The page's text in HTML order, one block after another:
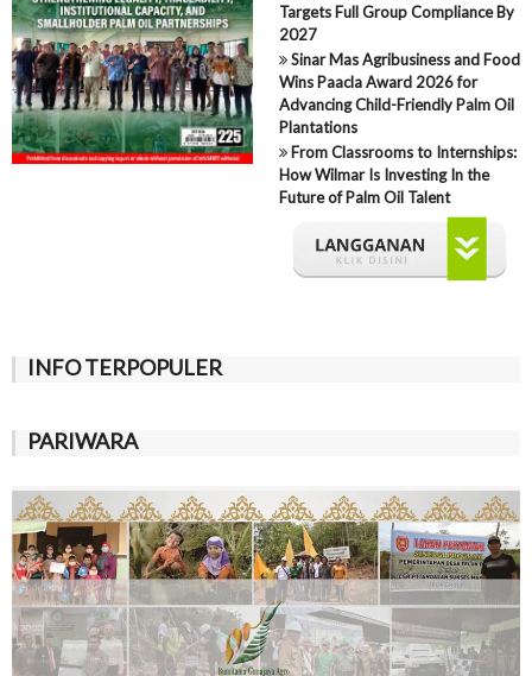
Targets Full Group Compliance By
2027
Sinar Mas Agribusiness and Food
Wins Paacla Award 2026 for
Advancing Child-Friendly Palm Oil
Plantations
From Classrooms to Internships:
How Wilmar Is Investing In the
Future of Palm Oil Talent
INFO TERPOPULER
PARIWARA